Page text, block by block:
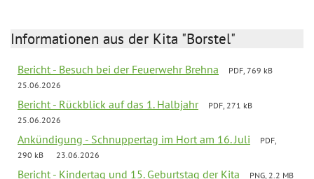
Informationen aus der Kita "Borstel"
Bericht - Besuch bei der Feuerwehr Brehna
PDF, 769 kB
25.06.2026
Bericht - Rückblick auf das 1. Halbjahr
PDF, 271 kB
25.06.2026
Ankündigung - Schnuppertag im Hort am 16. Juli
PDF,
290 kB
23.06.2026
Bericht - Kindertag und 15. Geburtstag der Kita
PNG, 2.2 MB